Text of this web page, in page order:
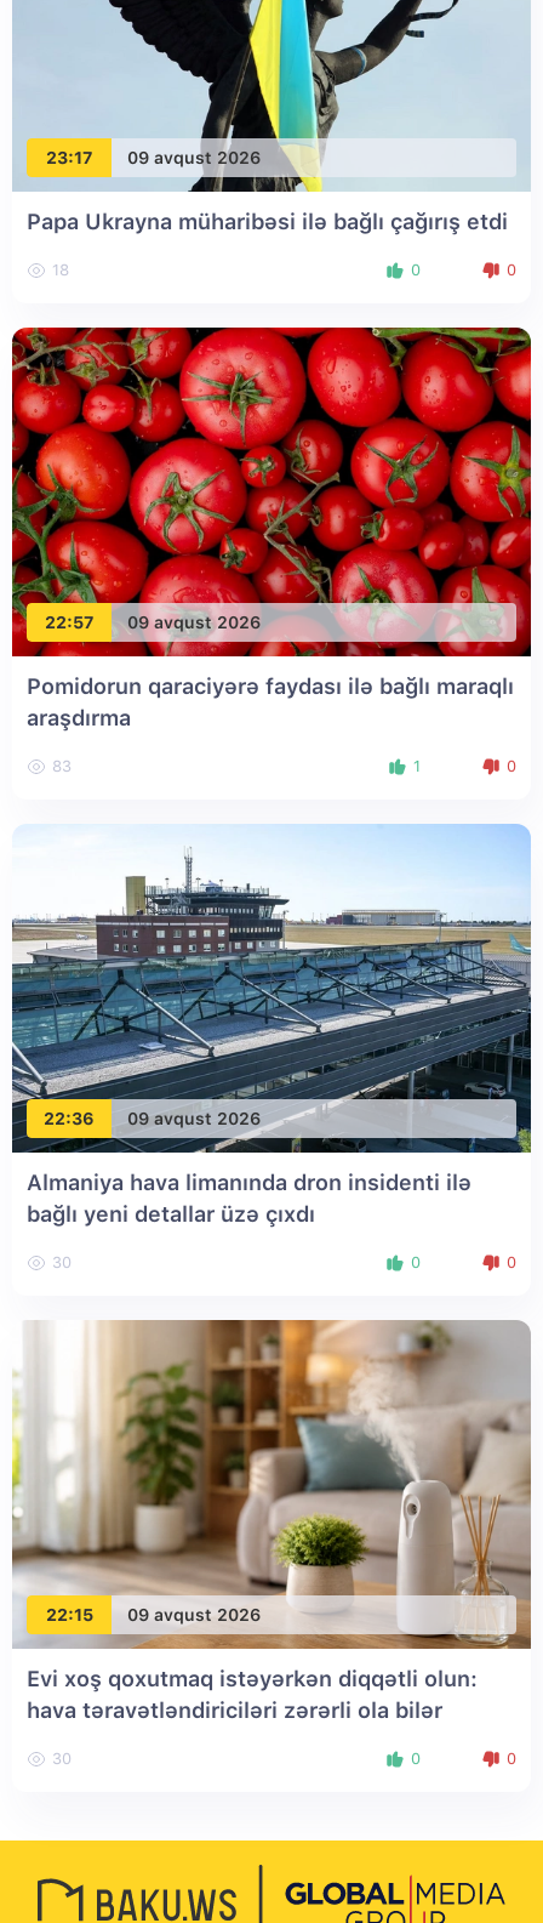
23:17 09 avqust 2026
Papa Ukrayna müharibəsi ilə bağlı çağırış etdi
18 0 0
22:57 09 avqust 2026
Pomidorun qaraciyərə faydası ilə bağlı maraqlı
araşdırma
83 1 0
22:36 09 avqust 2026
Almaniya hava limanında dron insidenti ilə
bağlı yeni detallar üzə çıxdı
30 0 0
22:15 09 avqust 2026
Evi xoş qoxutmaq istəyərkən diqqətli olun:
hava təravətləndiriciləri zərərli ola bilər
30 0 0